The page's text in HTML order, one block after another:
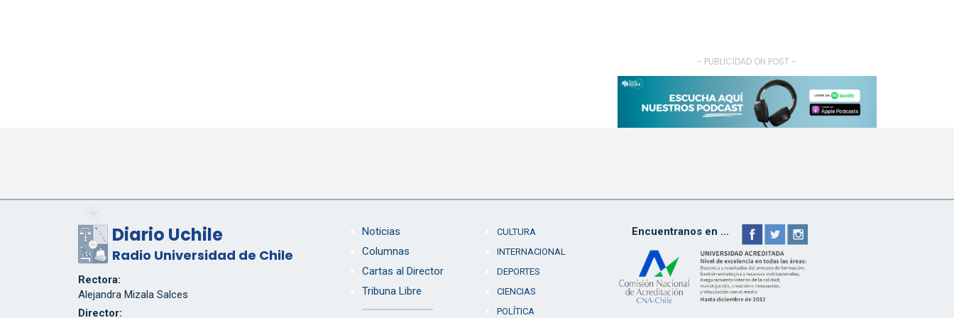
- PUBLICIDAD ON POST -
Diario Uchile
Radio Universidad de Chile
Rectora:
Alejandra Mizala Salces
Director:
Noticias
Columnas
Cartas al Director
Tribuna Libre
CULTURA
INTERNACIONAL
DEPORTES
CIENCIAS
POLÍTICA
Encuentranos en ...